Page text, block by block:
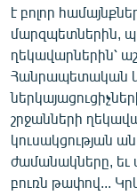
է բոլոր
մարզպետներին,
ղեկավարներին՝
Հանրապետական
շրջանների
կուսակցության
ժամանակները, եւ
բուռն թափով...